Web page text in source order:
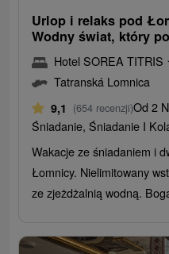
Urlop i relaks pod
Wodny świat, który
Hotel SOREA TITRIS
Tatranská Lomnica
9,1 (654 recenzji)Od 2
Śniadanie, Śniadanie I
Wakacje ze śniadaniem i
Łomnicy. Nielimitowany
ze zjeżdżalnią wodną.